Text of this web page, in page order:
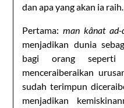
dan apa yang akan ia raih.
Pertama:man kânat ad-
menjadikan dunia
bagi orang
menceraiberaikan
sudah terimpun
menjadikan